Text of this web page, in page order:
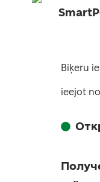
Biķeru
ieejot